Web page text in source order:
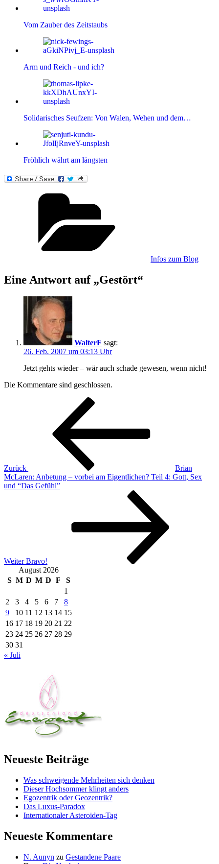
Vom Zauber des Zeitstaubs
Arm und Reich - und ich?
Solidarisches Seufzen: Von Walen, Wehen und dem…
Fröhlich währt am längsten
Infos zum Blog
Eine Antwort auf „Gestört“
WalterF sagt:
26. Feb. 2007 um 03:13 Uhr
Jetzt gehts wieder – wär auch schade gewesen, wenn nicht!
Die Kommentare sind geschlossen.
Beitragsnavigation
Zurück
Brian
McLaren: Anbetung – vorbei am Eigentlichen? Teil 4: Gott, Sex
und “Das Gefühl”
Weiter Bravo!
August 2026
S M D M D F
S
1
2
3 4 5 6 7
8
9
10 11 12 13 14 15
16 17 18 19 20 21 22
23 24 25 26 27 28 29
30 31
« Juli
Neueste Beiträge
Was schweigende Mehrheiten sich denken
Dieser Hochsommer klingt anders
Egozentrik oder Geozentrik?
Das Luxus-Paradox
Internationaler Asteroiden-Tag
Neueste Kommentare
N. Aunyn zu Gestandene Paare